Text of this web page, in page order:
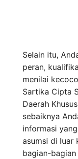
Selain itu,
peran,
menilai
Sartika Cipta
Daerah
sebaiknya
informasi
asumsi di luar
bagian-